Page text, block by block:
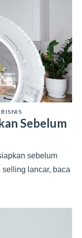
Sebelum
sebelum
lancar, baca